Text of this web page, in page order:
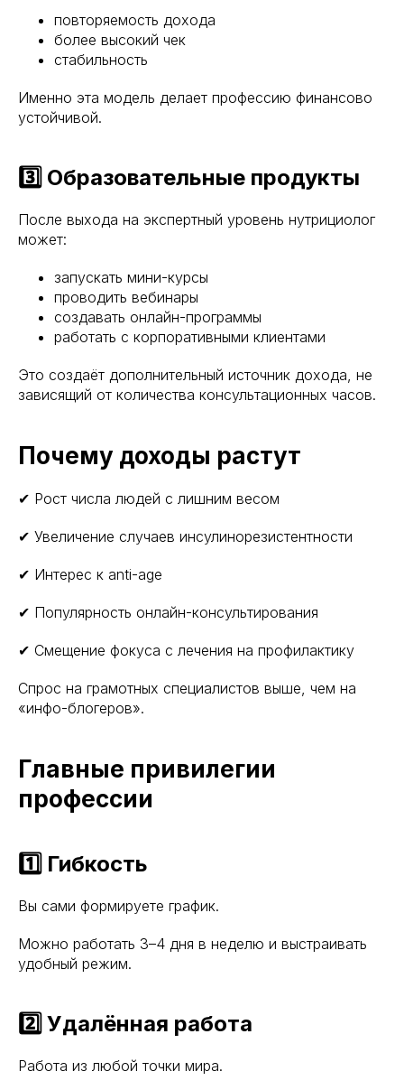
повторяемость дохода
более высокий чек
стабильность
Именно эта модель делает профессию финансово
устойчивой.
3️⃣ Образовательные продукты
После выхода на экспертный уровень нутрициолог
может:
запускать мини-курсы
проводить вебинары
создавать онлайн-программы
работать с корпоративными клиентами
Это создаёт дополнительный источник дохода, не
зависящий от количества консультационных часов.
Почему доходы растут
✔ Рост числа людей с лишним весом
✔ Увеличение случаев инсулинорезистентности
✔ Интерес к anti-age
✔ Популярность онлайн-консультирования
✔ Смещение фокуса с лечения на профилактику
Спрос на грамотных специалистов выше, чем на
«инфо-блогеров».
Главные привилегии
профессии
1️⃣ Гибкость
Вы сами формируете график.
Можно работать 3–4 дня в неделю и выстраивать
удобный режим.
2️⃣ Удалённая работа
Работа из любой точки мира.